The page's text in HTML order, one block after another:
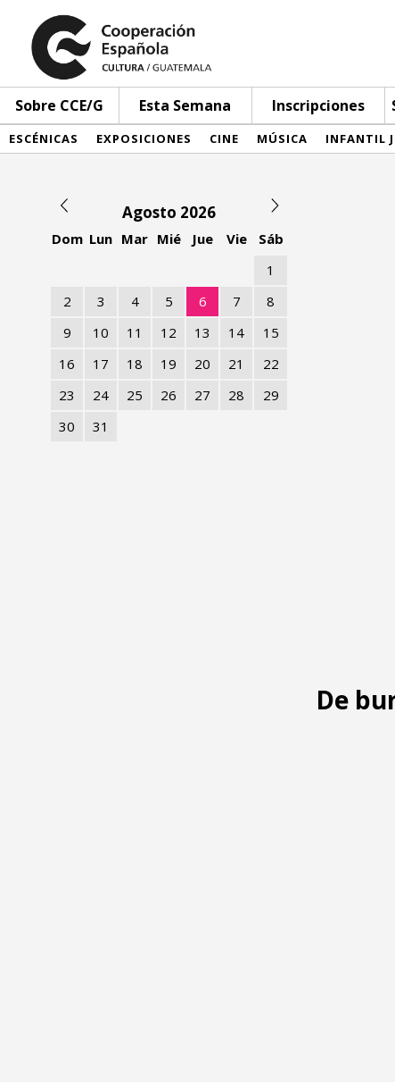
Sobre CCE/G Esta Semana Inscripciones
ESCÉNICAS EXPOSICIONES CINE MÚSICA INFANTIL
Agosto 2026
Dom Lun Mar Mié Jue Vie
Sáb
1
2
3 4 5 6 7
8
9
10 11 12 13 14
15
16
17 18 19 20 21
22
23
24 25 26 27 28
29
30
31
De